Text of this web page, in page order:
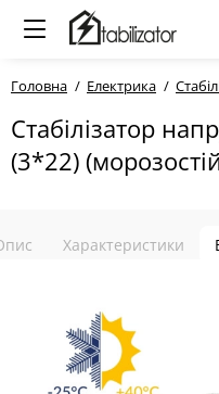
Головна Електрика
Стабілізатор
(3*22)
Характеристики